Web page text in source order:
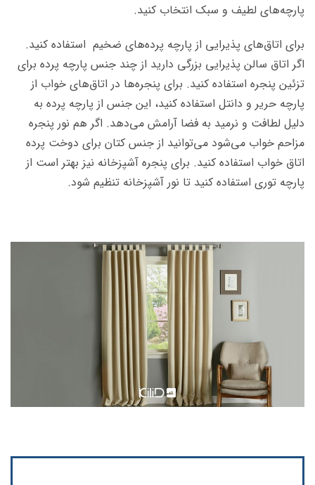
پارچه‌های لطیف و سبک انتخاب کنید.
برای اتاق‌های پذیرایی از پارچه پرده‌های ضخیم استفاده کنید.
اگر اتاق سالن پذیرایی بزرگی دارید از چند جنس پارچه پرده برای
تزئین پنجره استفاده کنید. برای پنجره‌‌ها در اتاق‌های خواب از
پارچه حریر و دانتل استفاده کنید، این جنس از پارچه‌ پرده به
دلیل لطافت و نرمید به فضا آرامش می‌دهد. اگر هم نور پنجره
مزاحم خواب می‌شود می‌توانید از جنس کتان برای دوخت پرده
اتاق خواب استفاده کنید. برای پنجره آشپزخانه نیز بهتر است از
پارچه توری استفاده کنید تا نور آشپزخانه تنظیم شود.